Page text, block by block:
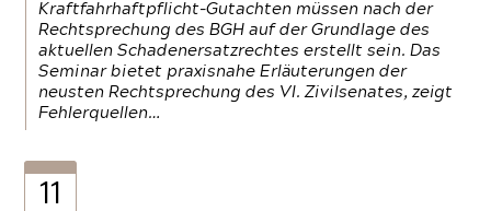
Kraftfahrhaftpflicht-Gutachten müssen nach der
Rechtsprechung des BGH auf der Grundlage des
aktuellen Schadenersatzrechtes erstellt sein. Das
Seminar bietet praxisnahe Erläuterungen der
neusten Rechtsprechung des VI. Zivilsenates, zeigt
Fehlerquellen…
11